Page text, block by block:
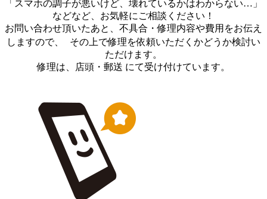
「スマホの調子が悪いけど、壊れているかはわからない…」
などなど、お気軽にご相談ください！
お問い合わせ頂いたあと、不具合・修理内容や費用をお伝え
しますので、 その上で修理を依頼いただくかどうか検討い
ただけます。
修理は、店頭・郵送 にて受け付けています。